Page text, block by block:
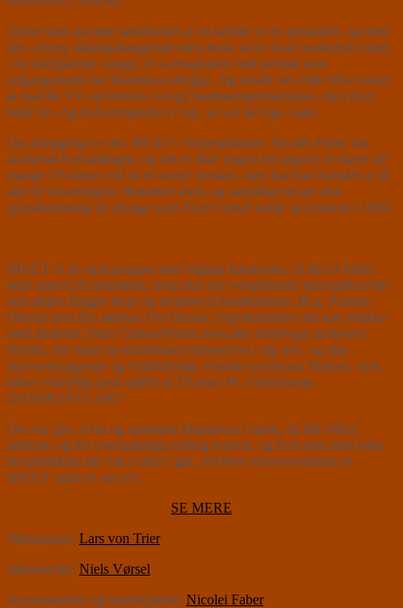
Alene hans kæmpe rørlabyrint af en kælder er en genialitet, og med
den creepy håndspålæggende udnyttelse af de store matterede ruder
i de tværgående vægge, er scenografien helt perfekt som
udgangspunkt for historiens uhygge. Jeg troede det ville blive svært
at matche TV-versionens creepy kommentatorstemmer, men med
både lys- og lydscenografien i top, så var det lige i øjet.
Og uhyggeligt er det, RIGET i Skuespilhuset. Nicolei Faber har
iscenesat forestillingen, og det er ikke nogen let opgave at skære de
mange TV-timer ned til en scene version, men han har formået at få
alle de væsentligste elementer med, og samtidig bevare den
grundstemning af uhygge som Trier/Vørsel ramte så eminent i 1994.
RIGET er jo også proppet med vigtige karakterer, så der er heller
ikke sparet på ensemblet, hvor den ene velspillende skuespiller efter
den anden lægger krop og stemme til karaktererne. Bl.a. Kirsten
Olesen som den skønne Fru Drusse, hypokonderen der kan snakke
med ånderne, Peter Christoffersen som den sindssyge professor
Bondo, der lader en kræfttumor indoperere i sig selv, og den
altoverskyggende og vidunderlige svenske professor Helmer, som
bliver vanvittig godt spillet af Thomas W. Gabrielsson.
DANSKJÄVLAR!!
Der var gys, hvin og spontane klapsalver i salen, da lille Mary,
ånderne og det overnaturlige indtog scenen, og hvis man skal tolke
det publikum der var i salen i går, så bliver sceneversionen af
RIGET også en succes.
SE MERE
Manuskript: Lars von Trier
Manuskript: Niels Vørsel
Iscenesættelse og bearbejdelse: Nicolei Faber